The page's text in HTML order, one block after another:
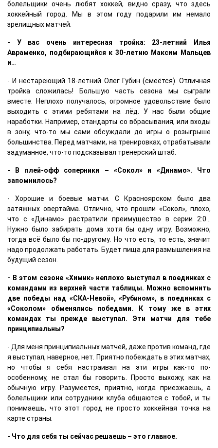
болельщики очень любят хоккей, видно сразу, что здесь
хоккейный город. Мы в этом году подарили им немало
зрелищных матчей.
- У вас очень интересная тройка: 23-летний Илья
Авраменко, подбирающийся к 30-летию Максим Мальцев
и…
- И нестареющий 18-летний Олег Губин (смеётся). Отличная
тройка сложилась! Большую часть сезона мы сыграли
вместе. Неплохо получалось, огромное удовольствие было
выходить с этими ребятами на лёд. У нас были общие
наработки. Например, стандарты со вбрасывания, или входы
в зону, что-то мы сами обсуждали до игры о розыгрыше
большинства. Перед матчами, на тренировках, отрабатывали
задуманное, что-то подсказывал тренерский штаб.
- В плей-офф соперники – «Сокол» и «Динамо». Что
запомнилось?
- Хорошие и боевые матчи. С Красноярском было два
затяжных овертайма. Отлично, что прошли «Сокол», плохо,
что с «Динамо» растратили преимущество в серии 2:0…
Нужно было забирать дома хотя бы одну игру. Возможно,
тогда всё было бы по-другому. Но что есть, то есть, значит
надо продолжать работать. Будет пища для размышления на
будущий сезон.
- В этом сезоне «Химик» неплохо выступал в поединках с
командами из верхней части таблицы. Можно вспомнить
две победы над «СКА-Невой», «Рубином», в поединках с
«Соколом» обменялись победами. К тому же в этих
командах ты прежде выступал. Эти матчи для тебе
принципиальны?
- Для меня принципиальных матчей, даже против команд, где
я выступал, наверное, нет. Приятно побеждать в этих матчах,
но чтобы я себя настраивал на эти игры как-то по-
особенному, не стал бы говорить. Просто выхожу, как на
обычную игру. Разумеется, приятно, когда приезжаешь, а
болельщики или сотрудники клуба общаются с тобой, и ты
понимаешь, что этот город не просто хоккейная точка на
карте страны.
- Что для себя ты сейчас решаешь – это главное.